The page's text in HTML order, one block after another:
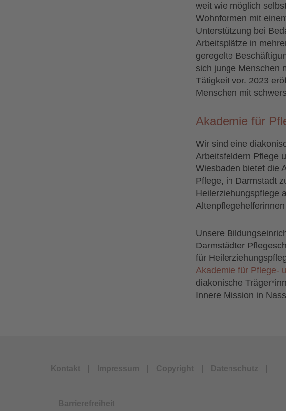
weit wie möglich
Wohnformen mit
Unterstützung bei
Arbeitsplätze in
geregelte
sich junge Menschen
Tätigkeit vor. 2023
Menschen mit
Akademie für
Wir sind eine
Arbeitsfeldern Pflege
Wiesbaden bietet die
Pflege, in Darmstadt
Heilerziehungspflege
Unsere
Darmstädter
für
Akademie für Pflege-
diakonische
Innere Mission in
Kontakt Impressum Copyright Datenschutz
Barrierefreiheit